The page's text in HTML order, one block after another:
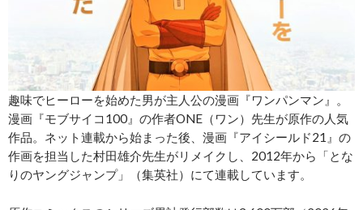
趣味でヒーローを始めた男が主人公の漫画『ワンパンマン』。
漫画『モブサイコ100』の作者ONE（ワン）先生が原作の人気
作品。ネット連載から始まった後、漫画『アイシールド21』の
作画を担当した村田雄介先生がリメイクし、2012年から「とな
りのヤングジャンプ」（集英社）にて連載しています。